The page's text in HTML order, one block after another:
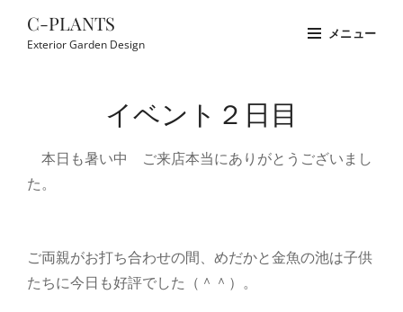
C-PLANTS
Exterior Garden Design
メニュー
イベント２日目
本日も暑い中 ご来店本当にありがとうございまし
た。
ご両親がお打ち合わせの間、めだかと金魚の池は子供
たちに今日も好評でした（＾＾）。